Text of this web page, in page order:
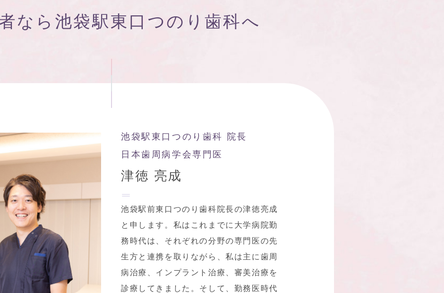
なら 池袋駅東口つのり歯科へ
池袋駅東口つのり歯科 院長
日本歯周病学会専門医
津徳 亮成
池袋駅前東口つのり歯科院長の津徳亮成
と申します。私はこれまでに大学病院勤
務時代は、それぞれの分野の専門医の先
生方と連携を取りながら、私は主に 歯周
病治療
インプラント治療
、審美治療を
診療してきました。そして、勤務医時代